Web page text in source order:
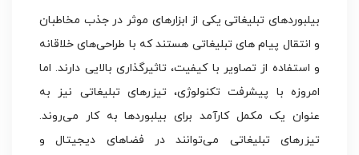
بیلبوردهای تبلیغاتی یکی از ابزارهای موثر در جذب مخاطبان
و انتقال پیام های تبلیغاتی هستند که با طراحی‌های خلاقانه
و استفاده از تصاویر با کیفیت، تاثیرگذاری بالایی دارند. اما
امروزه با پیشرفت تکنولوژی، تیزرهای تبلیغاتی نیز به
عنوان یک مکمل کارآمد برای بیلبوردها به کار می‌روند.
تیزرهای تبلیغاتی می‌توانند در فضاهای دیجیتال و